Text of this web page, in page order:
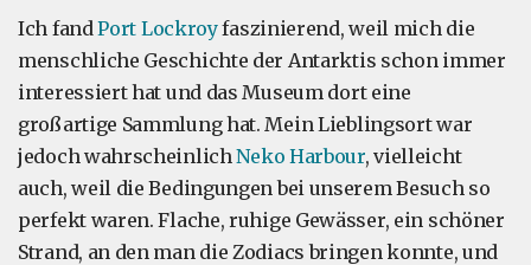
Ich fandPort Lockroyfaszinierend, weil mich die
menschliche Geschichte der Antarktis schon immer
interessiert hat und das Museum dort eine
großartige Sammlung hat. Mein Lieblingsort war
jedoch wahrscheinlichNeko Harbour, vielleicht
auch, weil die Bedingungen bei unserem Besuch so
perfekt waren. Flache, ruhige Gewässer, ein schöner
Strand, an den man die Zodiacs bringen konnte, und